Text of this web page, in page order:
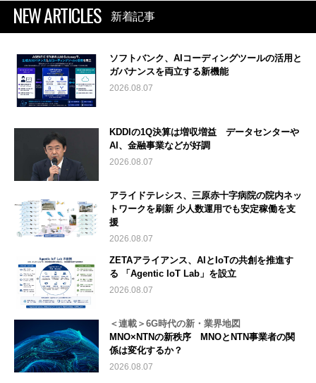
NEW ARTICLES 新着記事
ソフトバンク、AIコーディングツールの活用と
ガバナンスを両立する新機能
2026.08.07
KDDIの1Q決算は増収増益 データセンターや
AI、金融事業などが好調
2026.08.07
アライドテレシス、三原赤十字病院の院内ネッ
トワークを刷新 少人数運用でも安定稼働を支
援
2026.08.07
ZETAアライアンス、AIとIoTの共創を推進す
る 「Agentic IoT Lab」を設立
2026.08.07
＜連載＞6G時代の新・業界地図
MNO×NTNの新秩序 MNOとNTN事業者の関
係は変化するか？
2026.08.07